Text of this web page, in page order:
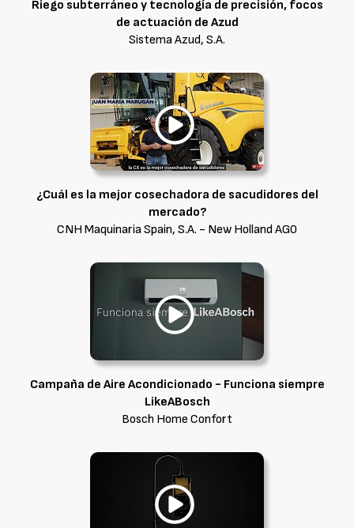
Riego subterráneo y tecnología de precisión, focos
de actuación de Azud
Sistema Azud, S.A.
¿Cuál es la mejor cosechadora de sacudidores del
mercado?
CNH Maquinaria Spain, S.A. - New Holland AG0
Campaña de Aire Acondicionado - Funciona siempre
LikeABosch
Bosch Home Confort